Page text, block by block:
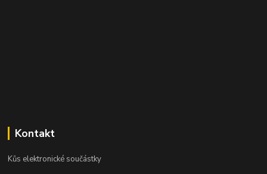
Kontakt
Kůs elektronické součástky